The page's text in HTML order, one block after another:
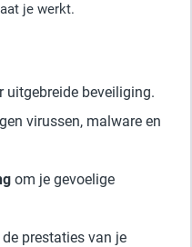
je werkt.
uitgebreide beveiliging.
virussen, malware en
om je gevoelige
prestaties van je